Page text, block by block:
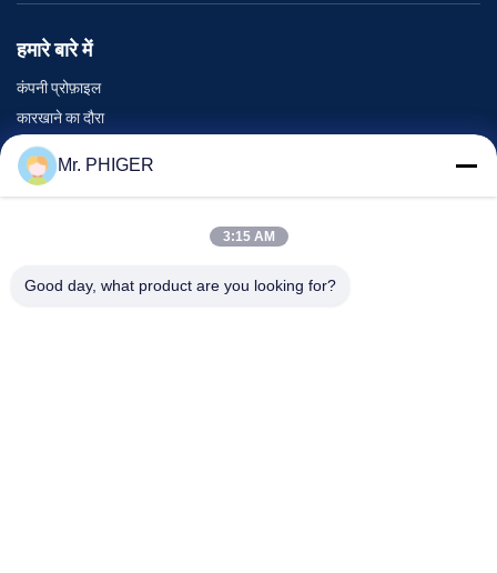
हमारे बारे में
कंपनी प्रोफ़ाइल
कारखाने का दौरा
गुणवत्ता नियंत्रण
साइटमैप
घटनाएँ
Mr. PHIGER
3:15 AM
Good day, what product are you looking for?